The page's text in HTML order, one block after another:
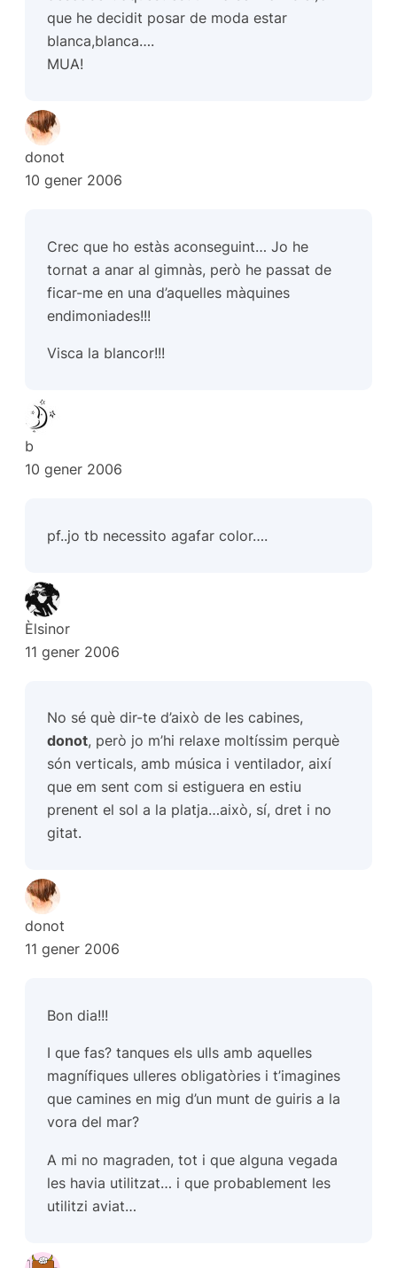
que he decidit posar de moda estar
blanca,blanca….
MUA!
donot
10 gener 2006
Crec que ho estàs aconseguint… Jo he
tornat a anar al gimnàs, però he passat de
ficar-me en una d’aquelles màquines
endimoniades!!!
Visca la blancor!!!
b
10 gener 2006
pf..jo tb necessito agafar color….
Èlsinor
11 gener 2006
No sé què dir-te d’això de les cabines,
donot, però jo m’hi relaxe moltíssim perquè
són verticals, amb música i ventilador, així
que em sent com si estiguera en estiu
prenent el sol a la platja…això, sí, dret i no
gitat.
donot
11 gener 2006
Bon dia!!!
I que fas? tanques els ulls amb aquelles
magnífiques ulleres obligatòries i t’imagines
que camines en mig d’un munt de guiris a la
vora del mar?
A mi no magraden, tot i que alguna vegada
les havia utilitzat… i que probablement les
utilitzi aviat…